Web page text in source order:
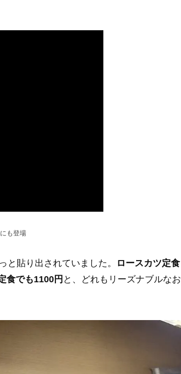
も登場
と貼り出されていました。
ロースカツ定食
食でも1100円 と、どれもリーズナブルなお